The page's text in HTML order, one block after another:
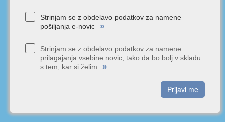
Strinjam se z obdelavo podatkov za namene
pošiljanja e-novic
»
Strinjam se z obdelavo podatkov za namene
prilagajanja vsebine novic, tako da bo bolj v skladu
s tem, kar si želim
»
Prijavi me